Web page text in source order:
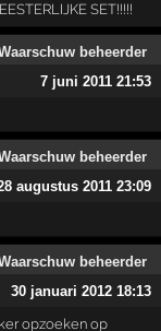
SET!!!!!
7 juni 2011 21:53
augustus 2011 23:09
30 januari 2012 18:13
opzoeken op